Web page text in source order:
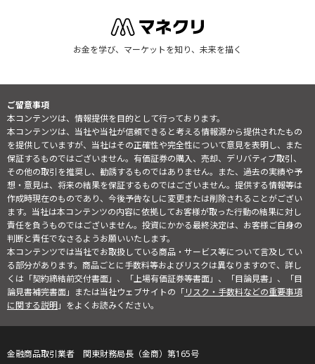
お金を学び、マーケットを知り、未来を描く
ご留意事項
本コンテンツは、情報提供を目的として行っております。
本コンテンツは、当社や当社が信頼できると考える情報源から提供されたもの
を提供していますが、当社はその正確性や完全性について意見を表明し、また
保証するものではございません。有価証券の購入、売却、デリバティブ取引、
その他の取引を推奨し、勧誘するものではありません。また、過去の実績や予
想・意見は、将来の結果を保証するものではございません。提供する情報等は
作成時現在のものであり、今後予告なしに変更または削除されることがござい
ます。当社は本コンテンツの内容に依拠してお客様が取った行動の結果に対し
責任を負うものではございません。投資にかかる最終決定は、お客様ご自身の
判断と責任でなさるようお願いいたします。
本コンテンツでは当社でお取扱している商品・サービス等について言及してい
る部分があります。商品ごとに手数料等およびリスクは異なりますので、詳し
くは「契約締結前交付書面」、「上場有価証券等書面」、「目論見書」、「目
論見書補完書面」または当社ウェブサイトの「リスク・手数料などの重要事項
に関する説明」をよくお読みください。
金融商品取引業者 関東財務局長（金商）第165号